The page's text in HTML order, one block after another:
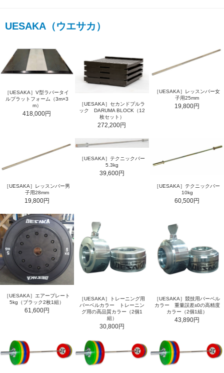
UESAKA（ウエサカ）
［UESAKA］V型ラバータイ
ルプラットフォーム（3m×3
m）
418,000円
［UESAKA］セカンドプルラ
ック DARUMA BLOCK（12
枚セット）
272,200円
［UESAKA］レッスンバー女
子用25mm
19,800円
［UESAKA］レッスンバー男
子用28mm
19,800円
［UESAKA］テクニックバー
5.3kg
39,600円
［UESAKA］テクニックバー
10kg
60,500円
［UESAKA］エアープレート
5kg（ブラック2枚1組）
61,600円
［UESAKA］トレーニング用
バーベルカラー トレーニン
グ用の高品質カラー（2個1
組）
30,800円
［UESAKA］競技用バーベル
カラー 重量誤差±0の高精度
カラー（2個1組）
43,890円